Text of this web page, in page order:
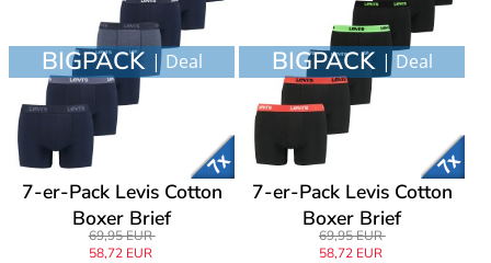
BIGPACK | Deal
7-er-Pack Levis Cotton
Boxer Brief
69,95 EUR
58,72 EUR
BIGPACK | Deal
7-er-Pack Levis Cotton
Boxer Brief
69,95 EUR
58,72 EUR